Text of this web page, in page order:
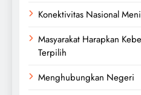
Konektivitas Nasional
Masyarakat Harapkan
Terpilih
Menghubungkan Negeri